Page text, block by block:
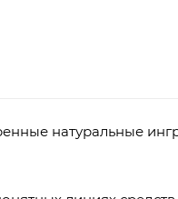
натуральные